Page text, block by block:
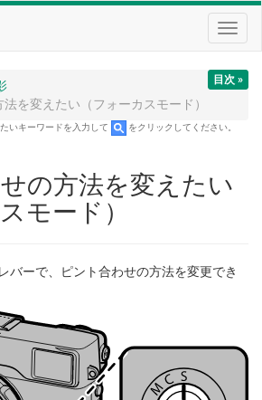
目次 »
を変えたい（フォーカスモード）
いキーワードを入力して をクリックしてください。
の方法を変えたい
モード）
バーで、ピント合わせの方法を変更でき